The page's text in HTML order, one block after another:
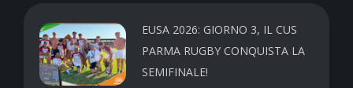
EUSA 2026: GIORNO 3, IL CUS
PARMA RUGBY CONQUISTA LA
SEMIFINALE!